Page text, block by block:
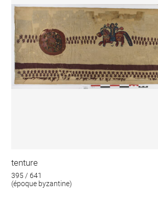
tenture
395 / 641
(époque byzantine)